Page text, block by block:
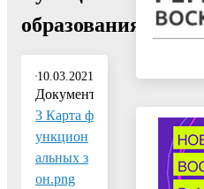
образования"
10.03.2021
Документ:
3 Карта ф
ункцион
альных з
он.png